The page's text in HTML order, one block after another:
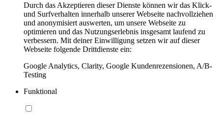
Durch das Akzeptieren dieser Dienste können wir das Klick-
und Surfverhalten innerhalb unserer Webseite nachvollziehen
und anonymisiert auswerten, um unsere Webseite zu
optimieren und das Nutzungserlebnis insgesamt laufend zu
verbessern. Mit deiner Einwilligung setzen wir auf dieser
Webseite folgende Drittdienste ein:
Google Analytics, Clarity, Google Kundenrezensionen, A/B-
Testing
Funktional